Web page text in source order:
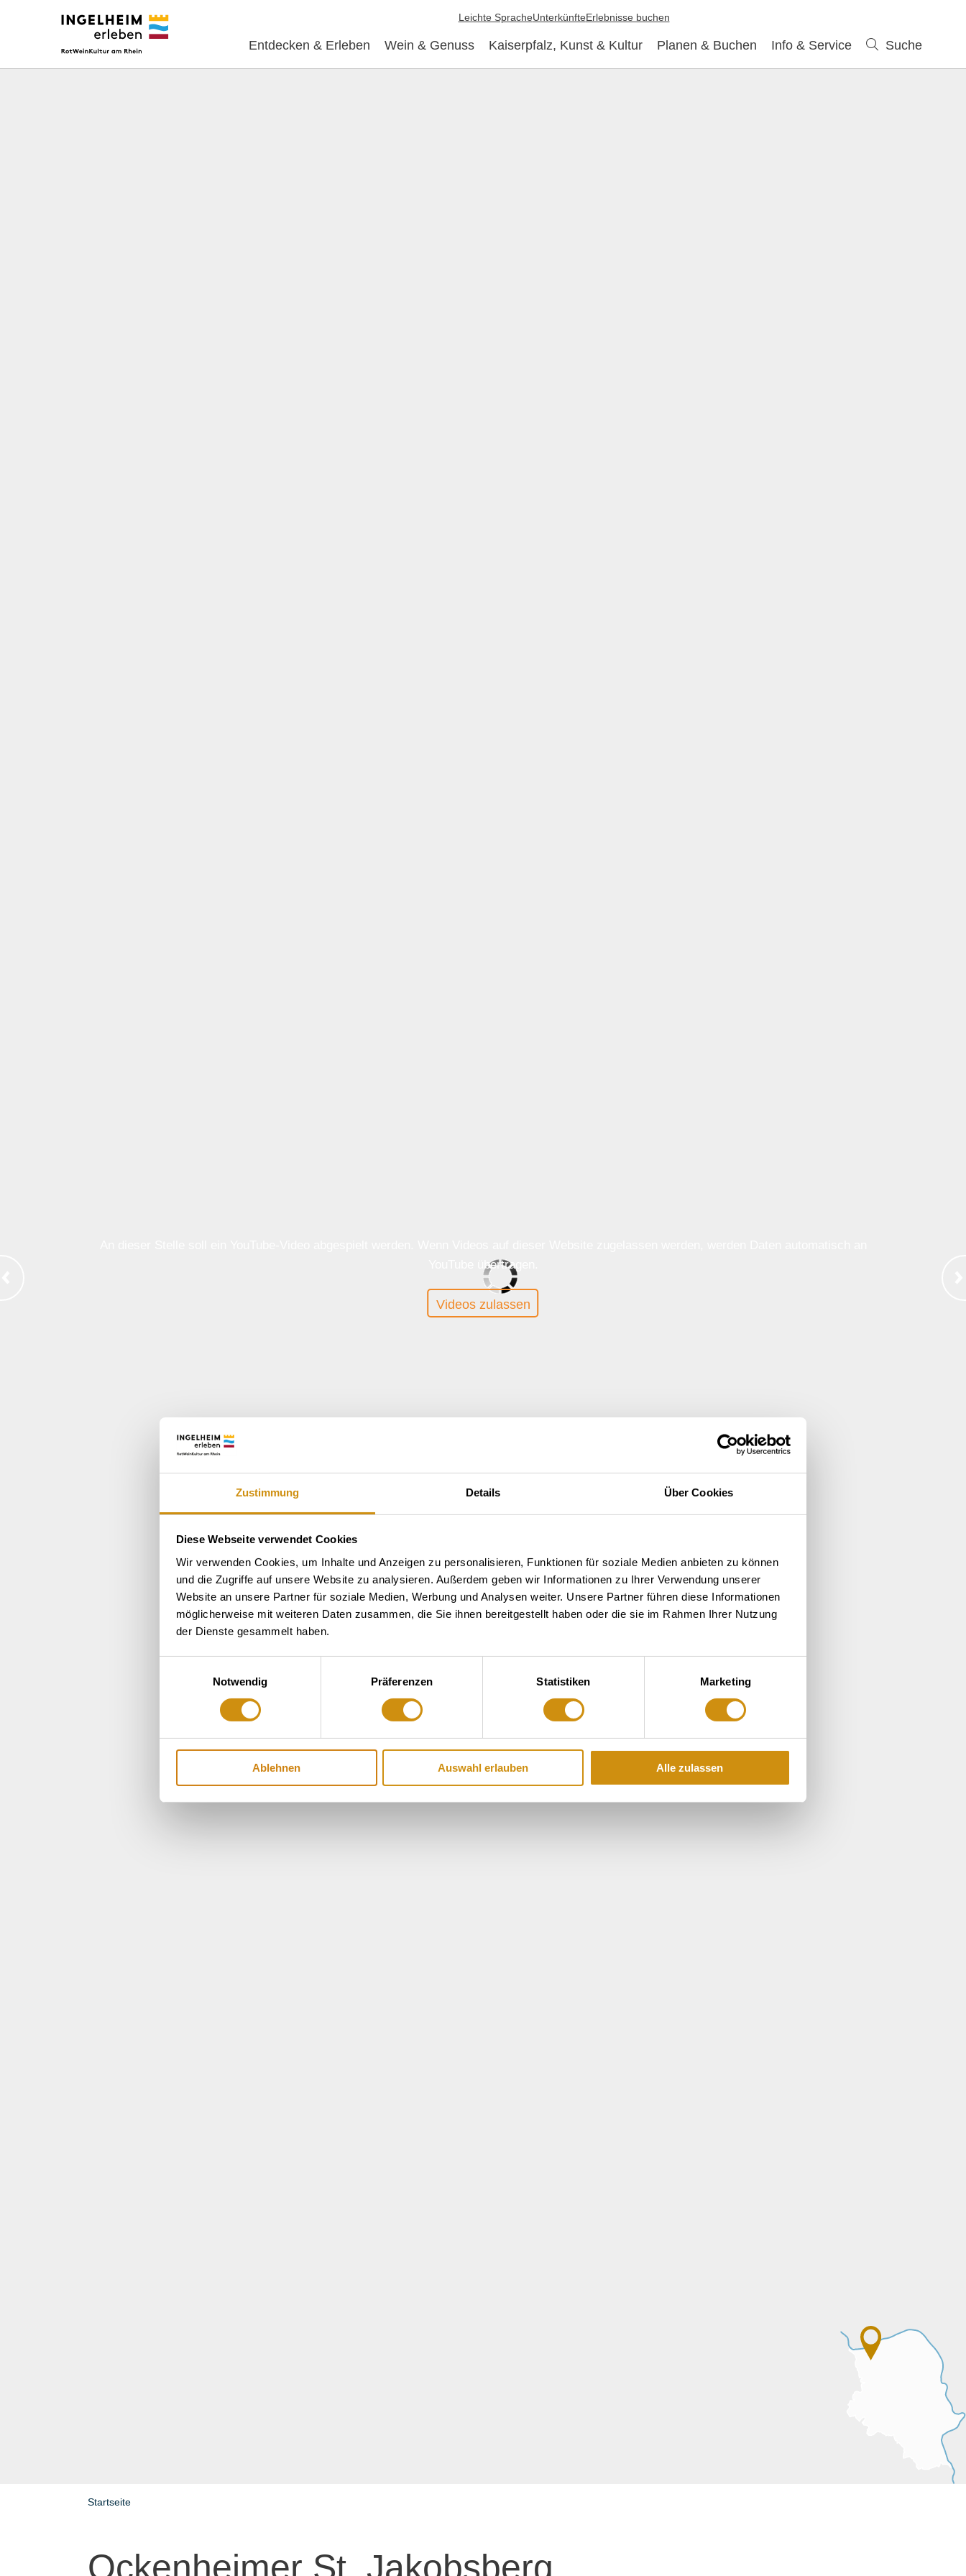
Zustimmung Details Über Cookies
Diese Webseite verwendet Cookies
Wir verwenden Cookies, um Inhalte und Anzeigen zu personalisieren, Funktionen für soziale Medien anbieten zu können
und die Zugriffe auf unsere Website zu analysieren. Außerdem geben wir Informationen zu Ihrer Verwendung unserer
Website an unsere Partner für soziale Medien, Werbung und Analysen weiter. Unsere Partner führen diese Informationen
möglicherweise mit weiteren Daten zusammen, die Sie ihnen bereitgestellt haben oder die sie im Rahmen Ihrer Nutzung
der Dienste gesammelt haben.
Notwendig
Präferenzen Statistiken Marketing
Ablehnen Auswahl erlauben Alle zulassen
Entdecken & Erleben Wein & Genuss Kaiserpfalz, Kunst & Kultur Planen & Buchen Info & Service Suche
Leichte SpracheUnterkünfteErlebnisse buchen
YouTube übertragen.
Videos zulassen
Startseite
Ockenheimer St. Jakobsberg